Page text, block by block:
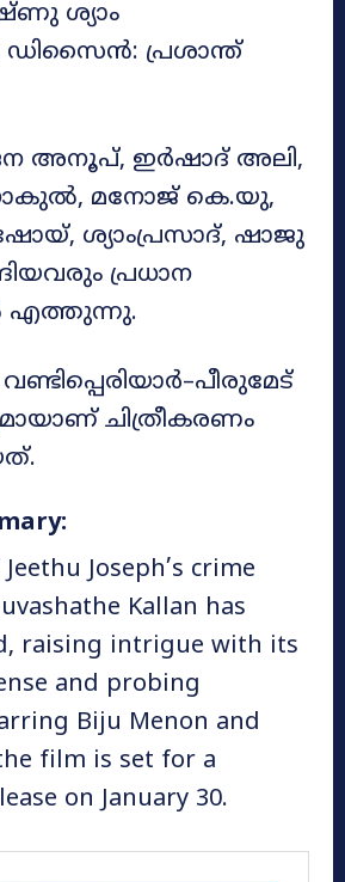
ശ്യാം
പ്രശാന്ത്
അനൂപ്, ഇർഷാദ് അലി,
മനോജ് കെ.യു,
ശ്യാംപ്രസാദ്, ഷാജു
പ്രധാന
എത്തുന്നു.
ചിത്രീകരണം
Joseph’s crime
Kallan has
raising intrigue with its
and probing
Biju Menon and
film is set for a
on January 30.